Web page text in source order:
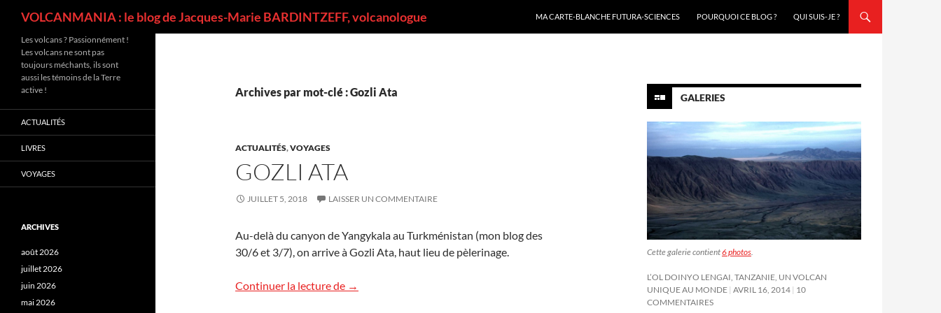
VOLCANMANIA : le blog de Jacques-Marie BARDINTZEFF, volcanologue
MA CARTE-BLANCHE FUTURA-SCIENCES
POURQUOI CE BLOG ? QUI SUIS-JE ?
Archives par mot-clé : Gozli Ata
ACTUALITÉS,VOYAGES
GOZLI ATA
JUILLET 5, 2018 LAISSER UN COMMENTAIRE
Au-delà du canyon de Yangykala au Turkménistan (mon blog des
30/6 et 3/7), on arrive à Gozli Ata, haut lieu de pèlerinage.
Continuer la lecture de Gozli Ata
→
GALERIES
Cette galerie contient6 photos.
L’OL DOINYO LENGAI, TANZANIE, UN VOLCAN
UNIQUE AU MONDE AVRIL 16, 2014 10
COMMENTAIRES
Les volcans ? Passionnément !
Les volcans ne sont pas
toujours méchants, ils sont
aussi les témoins de la Terre
active !
ACTUALITÉS
LIVRES
VOYAGES
ARCHIVES
août 2026
juillet 2026
juin 2026
mai 2026